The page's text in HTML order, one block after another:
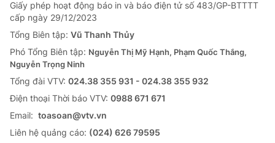
Sản phẩm
Thị trường
Tư vấn
Lịch phát sóng
Chuyên mục khác
Emagazine Podcast
Photo Infographic
Giấy phép hoạt động báo in và báo điện tử số 483/GP-BTTTT
cấp ngày 29/12/2023
Tổng Biên tập: Vũ Thanh Thủy
Phó Tổng Biên tập: Nguyễn Thị Mỹ Hạnh, Phạm Quốc Thắng,
Nguyễn Trọng Ninh
Tổng đài VTV: 024.38 355 931 - 024.38 355 932
Ðiện thoại Thời báo VTV: 0988 671 671
Email: toasoan@vtv.vn
Liên hệ quảng cáo: (024) 626 79595